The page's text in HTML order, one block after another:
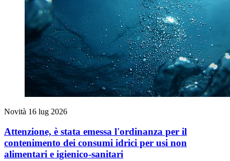
Novità 16 lug 2026
Attenzione, è stata emessa l'ordinanza per il
contenimento dei consumi idrici per usi non
alimentari e igienico-sanitari